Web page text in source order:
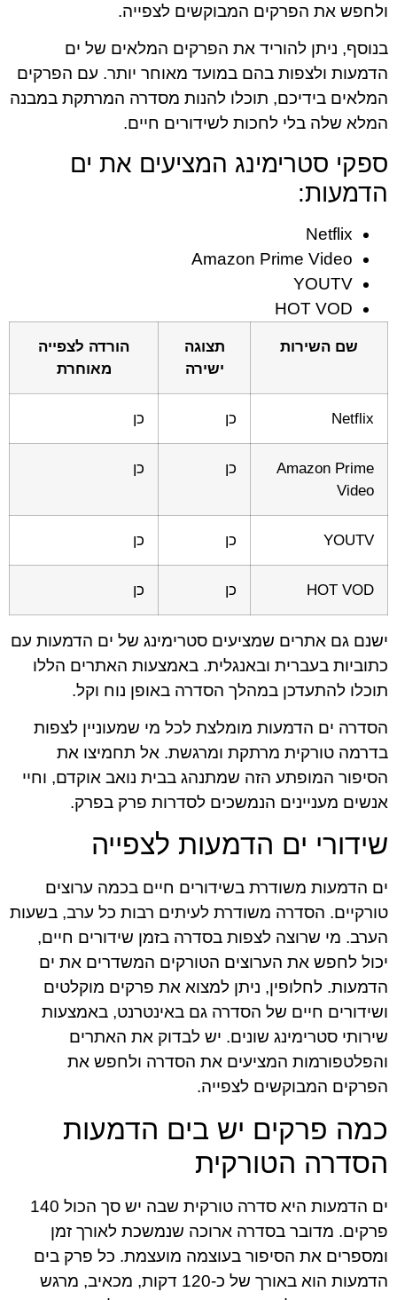
ולחפש את הפרקים המבוקשים לצפייה.
בנוסף, ניתן להוריד את הפרקים המלאים של ים
הדמעות ולצפות בהם במועד מאוחר יותר. עם הפרקים
המלאים בידיכם, תוכלו להנות מסדרה המרתקת במבנה
המלא שלה בלי לחכות לשידורים חיים.
ספקי סטרימינג המציעים את ים
הדמעות:
Netflix
Amazon Prime Video
YOUTV
HOT VOD
שם השירות
תצוגה
ישירה
הורדה לצפייה
מאוחרת
Netflix כן כן
Amazon Prime
Video
כן כן
YOUTV כן כן
HOT VOD כן כן
ישנם גם אתרים שמציעים סטרימינג של ים הדמעות עם
כתוביות בעברית ובאנגלית. באמצעות האתרים הללו
תוכלו להתעדכן במהלך הסדרה באופן נוח וקל.
הסדרה ים הדמעות מומלצת לכל מי שמעוניין לצפות
בדרמה טורקית מרתקת ומרגשת. אל תחמיצו את
הסיפור המופתע הזה שמתנהג בבית נואב אוקדם, וחיי
אנשים מעניינים הנמשכים לסדרות פרק בפרק.
שידורי ים הדמעות לצפייה
ים הדמעות משודרת בשידורים חיים בכמה ערוצים
טורקיים. הסדרה משודרת לעיתים רבות כל ערב, בשעות
הערב. מי שרוצה לצפות בסדרה בזמן שידורים חיים,
יכול לחפש את הערוצים הטורקים המשדרים את ים
הדמעות. לחלופין, ניתן למצוא את פרקים מוקלטים
ושידורים חיים של הסדרה גם באינטרנט, באמצעות
שירותי סטרימינג שונים. יש לבדוק את האתרים
והפלטפורמות המציעים את הסדרה ולחפש את
הפרקים המבוקשים לצפייה.
כמה פרקים יש בים הדמעות
הסדרה הטורקית
ים הדמעות היא סדרה טורקית שבה יש סך הכול 140
פרקים. מדובר בסדרה ארוכה שנמשכת לאורך זמן
ומספרים את הסיפור בעוצמה מועצמת. כל פרק בים
הדמעות הוא באורך של כ-120 דקות, מכאיב, מרגש